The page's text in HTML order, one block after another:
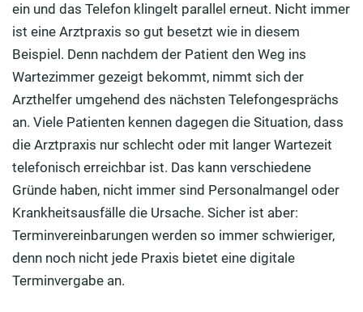
ein und das Telefon klingelt parallel erneut. Nicht immer
ist eine Arztpraxis so gut besetzt wie in diesem
Beispiel. Denn nachdem der Patient den Weg ins
Wartezimmer gezeigt bekommt, nimmt sich der
Arzthelfer umgehend des nächsten Telefongesprächs
an. Viele Patienten kennen dagegen die Situation, dass
die Arztpraxis nur schlecht oder mit langer Wartezeit
telefonisch erreichbar ist. Das kann verschiedene
Gründe haben, nicht immer sind Personalmangel oder
Krankheitsausfälle die Ursache. Sicher ist aber:
Terminvereinbarungen werden so immer schwieriger,
denn noch nicht jede Praxis bietet eine digitale
Terminvergabe an.